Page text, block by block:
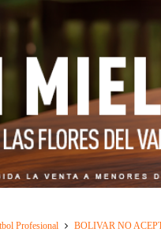
Profesional BOLIVAR NO